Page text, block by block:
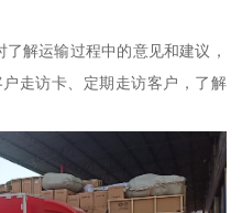
解运输过程中的意见和建议，
走访卡、定期走访客户，了解